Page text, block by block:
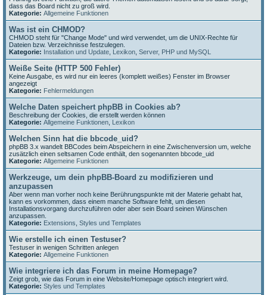
dass das Board nicht zu groß wird.
Kategorie: Allgemeine Funktionen
Was ist ein CHMOD?
CHMOD steht für "Change Mode" und wird verwendet, um die UNIX-Rechte für
Dateien bzw. Verzeichnisse festzulegen.
Kategorie: Installation und Update Lexikon Server, PHP und MySQL
Weiße Seite (HTTP 500 Fehler)
Keine Ausgabe, es wird nur ein leeres (komplett weißes) Fenster im Browser
angezeigt
Kategorie: Fehlermeldungen
Welche Daten speichert phpBB in Cookies ab?
Beschreibung der Cookies, die erstellt werden können
Kategorie: Allgemeine Funktionen Lexikon
Welchen Sinn hat die bbcode_uid?
phpBB 3.x wandelt BBCodes beim Abspeichern in eine Zwischenversion um, welche
zusätzlich einen seltsamen Code enthält, den sogenannten bbcode_uid
Kategorie: Allgemeine Funktionen
Werkzeuge, um dein phpBB-Board zu modifizieren und
anzupassen
Aber wenn man vorher noch keine Berührungspunkte mit der Materie gehabt hat,
kann es vorkommen, dass einem manche Software fehlt, um diesen
Installationsvorgang durchzuführen oder aber sein Board seinen Wünschen
anzupassen.
Kategorie: Extensions Styles und Templates
Wie erstelle ich einen Testuser?
Testuser in wenigen Schritten anlegen
Kategorie: Allgemeine Funktionen
Wie integriere ich das Forum in meine Homepage?
Zeigt grob, wie das Forum in eine Website/Homepage optisch integriert wird.
Kategorie: Styles und Templates